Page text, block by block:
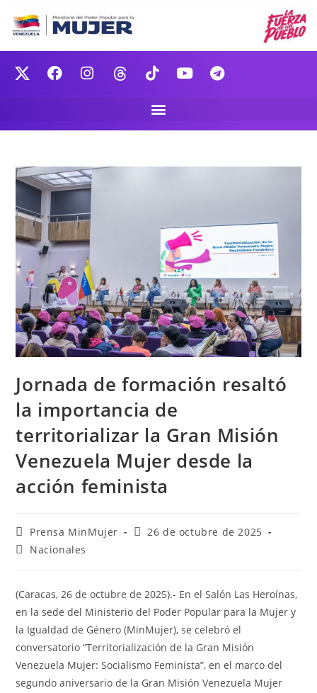
Jornada de formación resaltó
la importancia de
territorializar la Gran Misión
Venezuela Mujer desde la
acción feminista
Prensa MinMujer
26 de octubre de 2025
Nacionales
(Caracas, 26 de octubre de 2025).- En el Salón Las Heroínas,
en la sede del Ministerio del Poder Popular para la Mujer y
la Igualdad de Género (MinMujer), se celebró el
conversatorio “Territorialización de la Gran Misión
Venezuela Mujer: Socialismo Feminista”, en el marco del
segundo aniversario de la Gran Misión Venezuela Mujer